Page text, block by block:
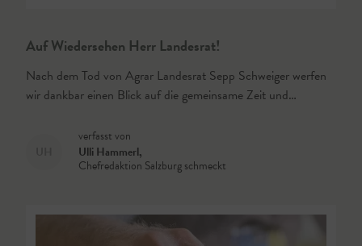
Auf Wiedersehen Herr Landesrat!
Nach dem Tod von Agrar Landesrat Sepp Schweiger werfen
wir dankbar einen Blick auf die gemeinsame Zeit und…
verfasst von
Ulli Hammerl,
Chefredaktion Salzburg schmeckt